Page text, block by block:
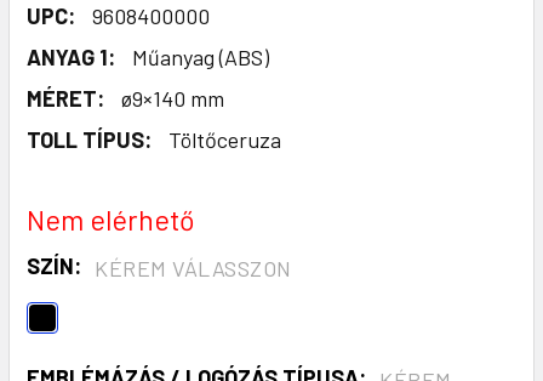
UPC:
9608400000
ANYAG 1:
Műanyag (ABS)
MÉRET:
ø9×140 mm
TOLL TÍPUS:
Töltőceruza
Nem elérhető
SZÍN: KÉREM VÁLASSZON